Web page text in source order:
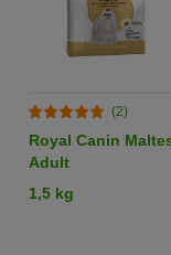
(2)
Royal Canin
Adult
1,5 kg